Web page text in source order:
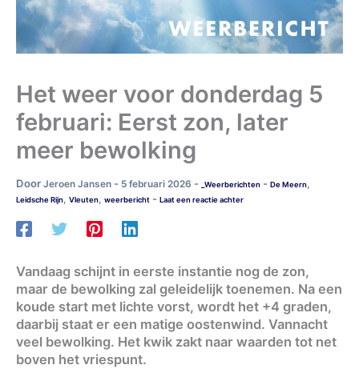
Het weer voor donderdag 5
februari: Eerst zon, later
meer bewolking
Door Jeroen Jansen - 5 februari 2026 - _Weerberichten - De Meern,
Leidsche Rijn, Vleuten, weerbericht - Laat een reactie achter
Vandaag schijnt in eerste instantie nog de zon,
maar de bewolking zal geleidelijk toenemen. Na een
koude start met lichte vorst, wordt het +4 graden,
daarbij staat er een matige oostenwind. Vannacht
veel bewolking. Het kwik zakt naar waarden tot net
boven het vriespunt.